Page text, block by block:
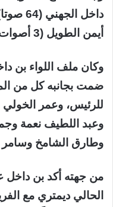
أيمن الطويل (3 أصوات)، عدنان جستنية (صوت واحد).
وكان ملف اللواء بن
ضمت بجانبه كل من
للرئيس، وعمر
وعبد اللطيف نعمة
وطارق الشامخ وسامر
من جهته أكد بن داخل
الحالي ديمتري مع